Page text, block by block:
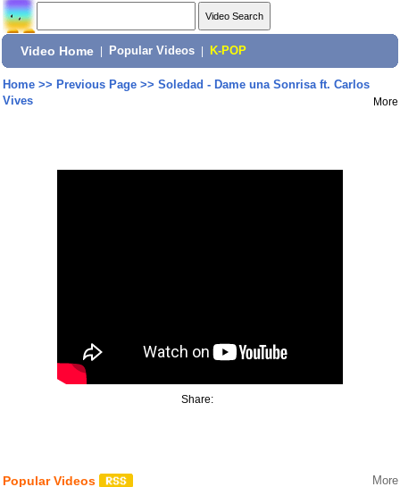
Video Home Popular Videos K-POP
Home>> Previous Page>> Soledad - Dame una Sonrisa ft. Carlos
Vives
More
Share:
Popular Videos More